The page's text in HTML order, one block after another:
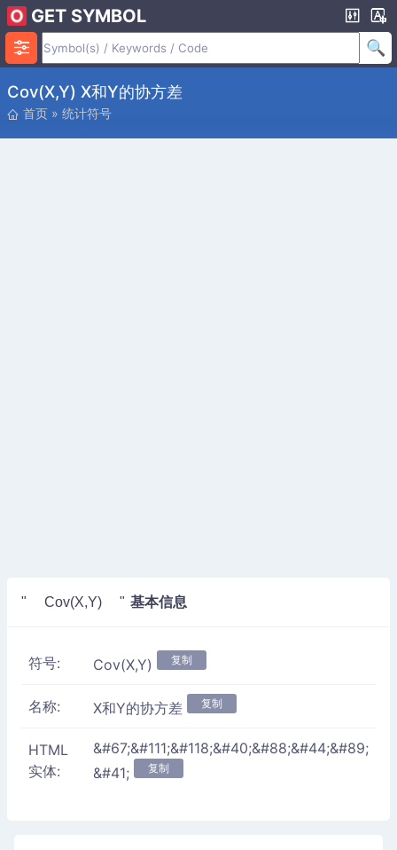
GET SYMBOL
Cov(X,Y) X和Y的协方差
首页 » 统计符号
" Cov(X,Y) " 基本信息
符号: Cov(X,Y) 复制
名称: X和Y的协方差 复制
HTML
实体:
&#67;&#111;&#118;&#40;&#88;&#44;&#89;
&#41;
复制